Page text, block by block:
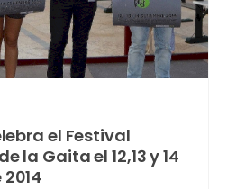
el Festival
la Gaita el 12,13 y 14